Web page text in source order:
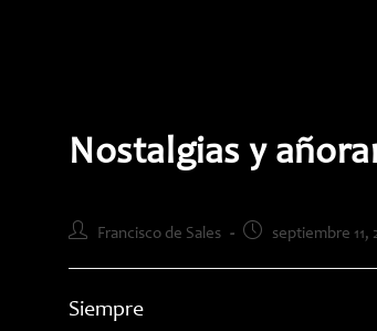
Nostalgias y
Autor
entrada:
Francisco de Sales
Publicación
septiembre 11,
Siempre